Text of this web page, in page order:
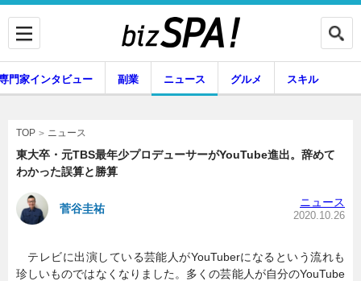
専門家インタビュー
副業 ニュース
門家インタビュー 副業 ニュース グルメ スキル
TOP ニュース
東大卒・元TBS最年少プロデューサーがYouTube進出。辞めて
わかった誤算と勝算
菅谷圭祐 ニュース
2020.10.26
テレビに出演している芸能人がYouTuberになるという流れも
珍しいものではなくなりました。多くの芸能人が自分のYouTube